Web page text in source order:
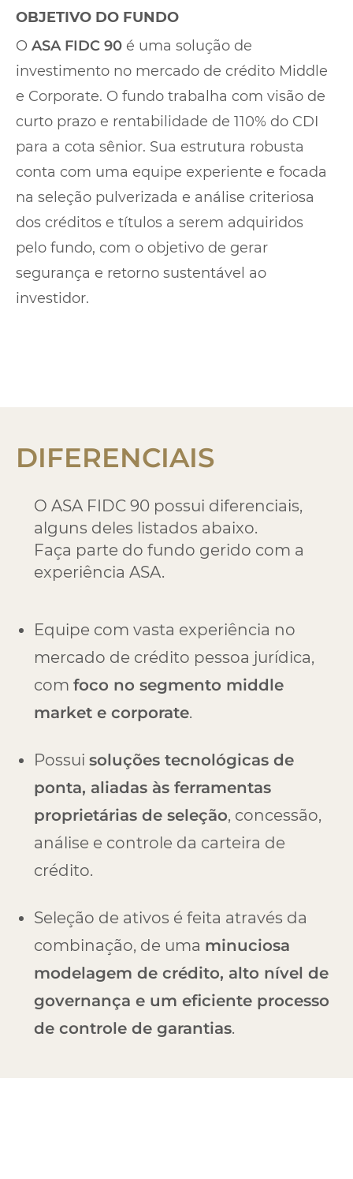
OBJETIVO DO FUNDO
O ASA FIDC 90 é uma solução de
investimento no mercado de crédito Middle
e Corporate. O fundo trabalha com visão de
curto prazo e rentabilidade de 110% do CDI
para a cota sênior. Sua estrutura robusta
conta com uma equipe experiente e focada
na seleção pulverizada e análise criteriosa
dos créditos e títulos a serem adquiridos
pelo fundo, com o objetivo de gerar
segurança e retorno sustentável ao
investidor.
DIFERENCIAIS
O ASA FIDC 90 possui diferenciais,
alguns deles listados abaixo.
Faça parte do fundo gerido com a
experiência ASA.
Equipe com vasta experiência no
mercado de crédito pessoa jurídica,
com foco no segmento middle
market e corporate.
Possui soluções tecnológicas de
ponta, aliadas às ferramentas
proprietárias de seleção, concessão,
análise e controle da carteira de
crédito.
Seleção de ativos é feita através da
combinação, de uma minuciosa
modelagem de crédito, alto nível de
governança e um eficiente processo
de controle de garantias.